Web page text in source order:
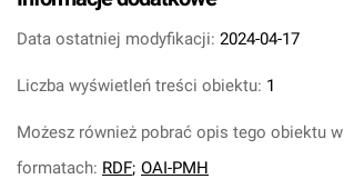
Data ostatniej modyfikacji: 2024-04-17
Liczba wyświetleń treści obiektu: 1
Możesz również pobrać opis tego obiektu w
formatach: RDF; OAI-PMH